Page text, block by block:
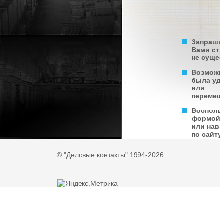
Вами
не
была
или
формой
или
по
© "Деловые контакты" 1994-2026